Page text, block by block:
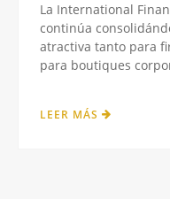
La International
continúa
atractiva tanto para
para boutiques
LEER MÁS